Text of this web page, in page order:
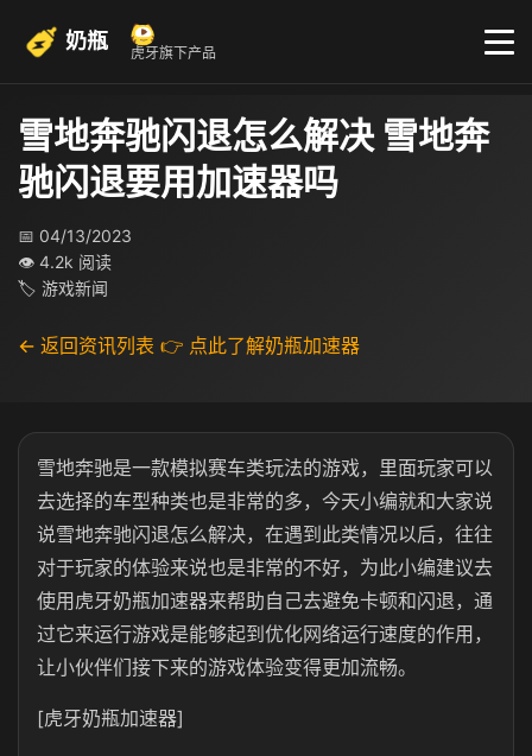
奶瓶 虎牙旗下产品
雪地奔驰闪退怎么解决 雪地奔
驰闪退要用加速器吗
📅 04/13/2023
👁 4.2k 阅读
🏷 游戏新闻
← 返回资讯列表 👉 点此了解奶瓶加速器
雪地奔驰是一款模拟赛车类玩法的游戏，里面玩家可以
去选择的车型种类也是非常的多，今天小编就和大家说
说雪地奔驰闪退怎么解决，在遇到此类情况以后，往往
对于玩家的体验来说也是非常的不好，为此小编建议去
使用虎牙奶瓶加速器来帮助自己去避免卡顿和闪退，通
过它来运行游戏是能够起到优化网络运行速度的作用，
让小伙伴们接下来的游戏体验变得更加流畅。
[虎牙奶瓶加速器]